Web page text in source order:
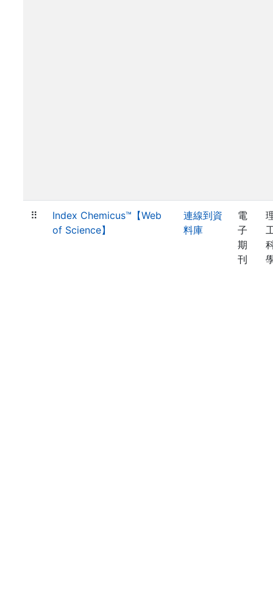
⠿
Index Chemicus™【Web
of Science】
連線到資
料庫
電
子
期
刊